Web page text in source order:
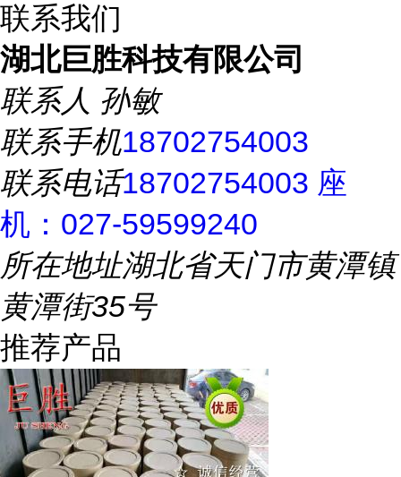
联系我们
湖北巨胜科技有限公司
联系人 孙敏
联系手机18702754003
联系电话18702754003 座
机：027-59599240
所在地址湖北省天门市黄潭镇
黄潭街35号
推荐产品